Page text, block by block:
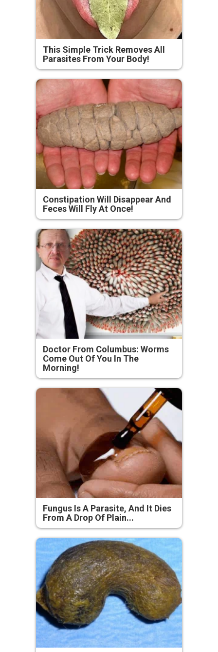
This Simple Trick Removes All
Parasites From Your Body!
Constipation Will Disappear And
Feces Will Fly At Once!
Doctor From Columbus: Worms
Come Out Of You In The
Morning!
Fungus Is A Parasite, And It Dies
From A Drop Of Plain...